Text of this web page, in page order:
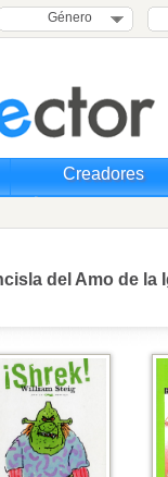
Género
Creadores
del Amo de la